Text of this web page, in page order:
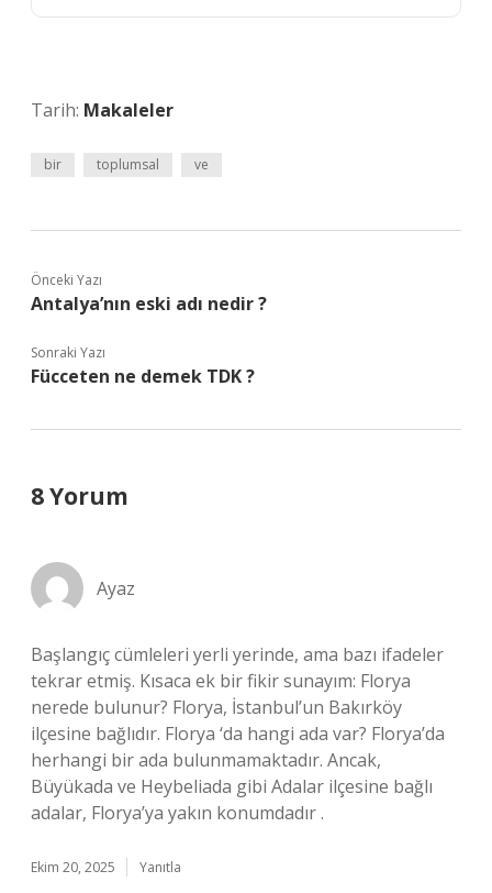
Tarih: Makaleler
bir toplumsal ve
Önceki Yazı
Antalya’nın eski adı nedir ?
Sonraki Yazı
Fücceten ne demek TDK ?
8 Yorum
Ayaz
Başlangıç cümleleri yerli yerinde, ama bazı ifadeler
tekrar etmiş. Kısaca ek bir fikir sunayım: Florya
nerede bulunur? Florya, İstanbul’un Bakırköy
ilçesine bağlıdır. Florya ‘da hangi ada var? Florya’da
herhangi bir ada bulunmamaktadır. Ancak,
Büyükada ve Heybeliada gibi Adalar ilçesine bağlı
adalar, Florya’ya yakın konumdadır .
Ekim 20, 2025 Yanıtla